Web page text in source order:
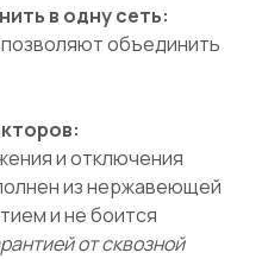
в одну сеть:
объединить
и отключения
из нержавеющей
и не боится
от сквозной